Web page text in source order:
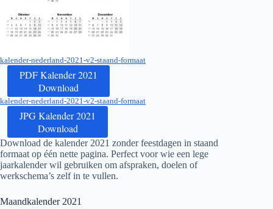
kalender-nederland-2021-v2-staand-formaat
PDF Kalender 2021
Download
kalender-nederland-2021-v2-staand-formaat
JPG Kalender 2021
Download
Download de kalender 2021 zonder feestdagen in staand
formaat op één nette pagina. Perfect voor wie een lege
jaarkalender wil gebruiken om afspraken, doelen of
werkschema’s zelf in te vullen.
Maandkalender 2021